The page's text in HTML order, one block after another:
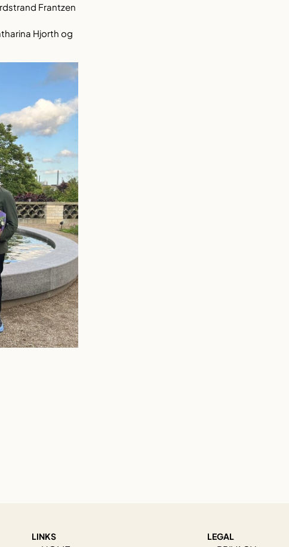
Frantzen
Hjorth og
LINKS LEGAL